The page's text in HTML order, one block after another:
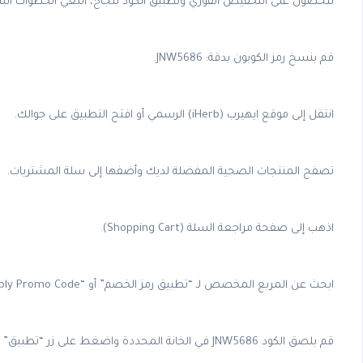
قم بنسخ رمز الكوبون بدقة: JNW5686.
انتقل إلى موقع ايهيرب (iHerb) الرسمي أو افتح التطبيق على جوالك.
تصفح المنتجات الصحية المفضلة لديك وأضفها إلى سلة المشتريات.
اذهب إلى صفحة مراجعة السلة (Shopping Cart).
ابحث عن المربع المخصص لـ “تطبيق رمز الخصم” أو “Apply Promo Code”.
قم بلصق الكود JNW5686 في الخانة المحددة واضغط على زر “تطبيق” (Apply).